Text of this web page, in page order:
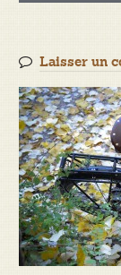
Laisser un